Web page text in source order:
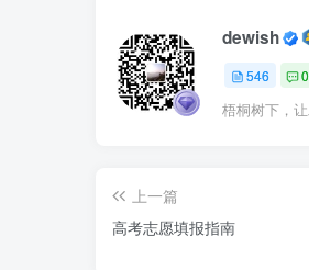
dewish
546 0
梧桐树下，
上一篇
高考志愿填报指南